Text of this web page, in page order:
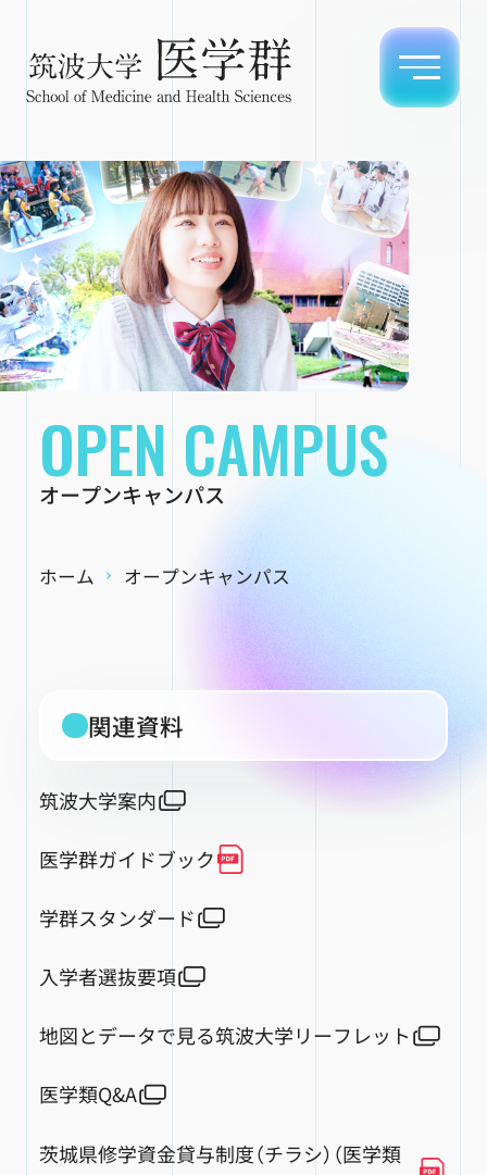
OPEN CAMPUS
オープンキャンパス
ホーム オープンキャンパス
関連資料
筑波大学案内
医学群ガイドブック
学群スタンダード
入学者選抜要項
地図とデータで見る筑波大学リーフレット
医学類Q&A
茨城県修学資金貸与制度（チラシ）（医学類